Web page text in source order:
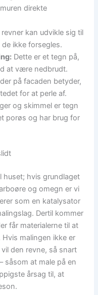
direkte
revner kan udvikle sig til
ikke forsegles.
Dette er et tegn på,
at være nedbrudt.
på facaden betyder,
for at perle af.
og skimmel er tegn
porøs og har brug for
huset; hvis grundlaget
og omegn er vi
som en katalysator
Dertil kommer
får materialerne til at
malingen ikke er
den revne, så snart
såsom at male på en
årsag til, at